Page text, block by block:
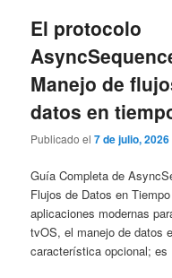
El protocolo
Manejo de
datos en
Publicado el7 de julio, 2026
Guía Completa de
Flujos de Datos en
aplicaciones modernas
tvOS, el manejo de datos
característica opcional;